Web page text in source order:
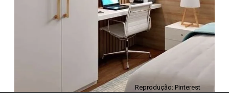
Reprodução: Pinterest